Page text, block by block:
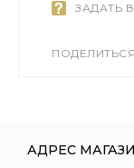
ЗАДАТЬ
АДРЕС